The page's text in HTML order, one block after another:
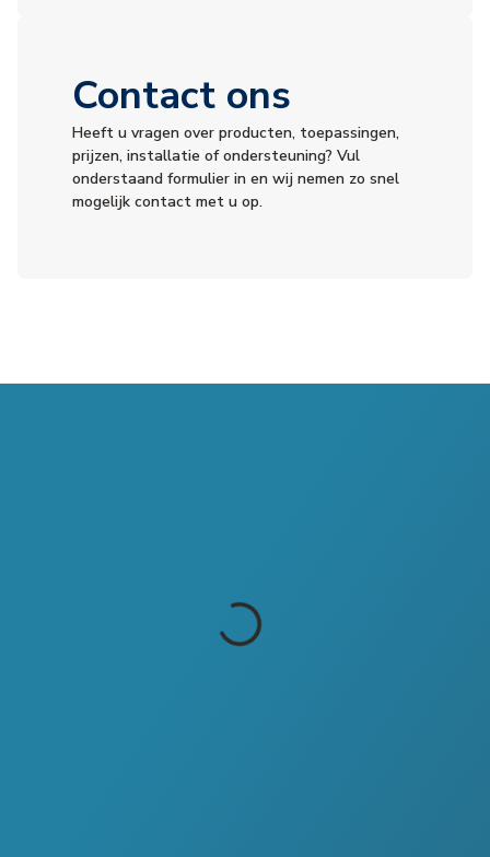
Contact ons
Heeft u vragen over producten, toepassingen,
prijzen, installatie of ondersteuning? Vul
onderstaand formulier in en wij nemen zo snel
mogelijk contact met u op.